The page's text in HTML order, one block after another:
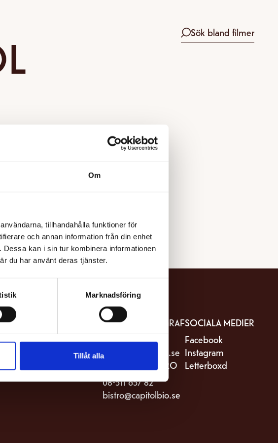
Om
tillhandahålla funktioner för
och annan information från din enhet
kan i sin tur kombinera informationen
du har använt deras tjänster.
Marknadsföring
Tillåt alla
Sök bland filmer
längre att boka.
Bio & Bistro Capitol
Sankt Eriksgatan 82
KONTAKTA BIOGRAF
08-511 657 81
kassa@capitolbio.se
KONTAKTA BISTRO
08-511 657 82
bistro@capitolbio.se
SOCIALA MEDIER
Facebook
Instagram
Letterboxd